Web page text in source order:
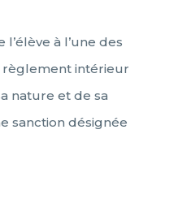
à l’une des
règlement intérieur
nature et de sa
sanction désignée